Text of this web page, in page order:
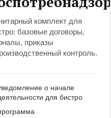
комплект для
базовые договоры,
приказы
контроль.
о начале
для бистро